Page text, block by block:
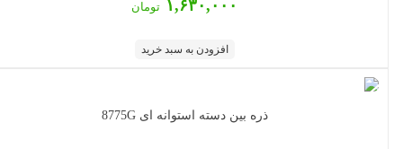
۱,۶۳۰,۰۰۰تومان
افزودن به سبد خرید
ذره بین دسته استوانه ای 8775G